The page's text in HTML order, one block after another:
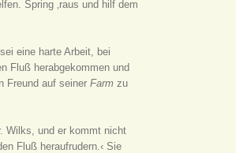
Spring ‚raus und hilf dem
eine harte Arbeit, bei
Fluß herabgekommen und
Freund auf seinerFarm zu
Wilks, und er kommt nicht
Fluß heraufrudern.‹ Sie